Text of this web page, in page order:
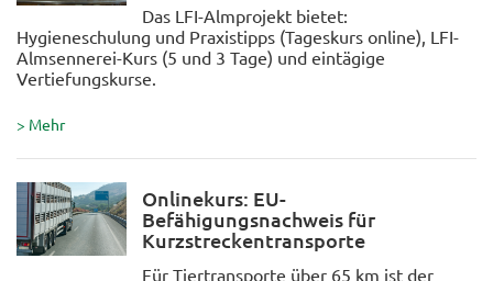
Das LFI-Almprojekt bietet:
Hygieneschulung und Praxistipps (Tageskurs online), LFI-
Almsennerei-Kurs (5 und 3 Tage) und eintägige
Vertiefungskurse.
> Mehr
Onlinekurs: EU-
Befähigungsnachweis für
Kurzstreckentransporte
Für Tiertransporte über 65 km ist der